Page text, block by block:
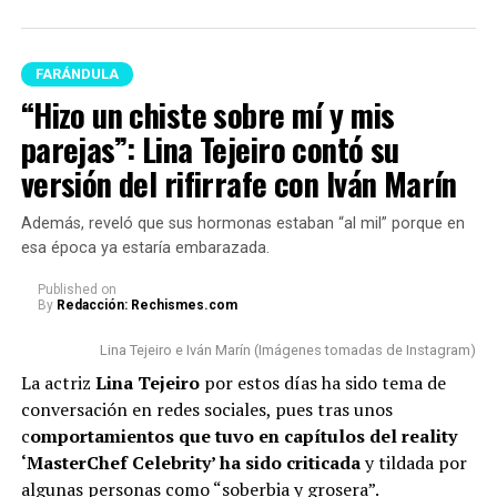
Kris R y Westcol (Imagen tomada de YouTube)
Para este caso, el novio de Luisa Castrole preguntó al
rapero si, en caso de que las cosas trascendieran con
ella, pensaría hacerla firmar capitulaciones para
salvaguardar su patrimonio.
“¿Las capitulaciones qué?
¿Usted cómo va ahí? ¿Va a
poner a firmar
capitulaciones?”, preguntó
West.
FARÁNDULA
“Hizo un chiste sobre mí y mis
parejas”: Lina Tejeiro contó su
versión del rifirrafe con Iván Marín
Además, reveló que sus hormonas estaban “al mil” porque en
esa época ya estaría embarazada.
Published on
By Redacción: Rechismes.com
Lina Tejeiro e Iván Marín (Imágenes tomadas de Instagram)
La actriz Lina Tejeiropor estos días ha sido tema de
conversación en redes sociales, pues tras unos
comportamientos que tuvo en capítulos del reality
‘MasterChef Celebrity’ ha sido criticaday tildada por
algunas personas como “soberbia y grosera”.